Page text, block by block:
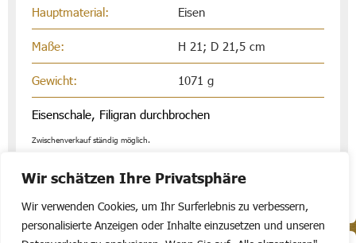
Wir schätzen Ihre Privatsphäre
Wir verwenden Cookies, um Ihr Surferlebnis zu verbessern,
personalisierte Anzeigen oder Inhalte einzusetzen und unseren
Hauptmaterial: Eisen
Maße: H 21; D 21,5 cm
Gewicht: 1071 g
Eisenschale, Filigran durchbrochen
Zwischenverkauf ständig möglich.